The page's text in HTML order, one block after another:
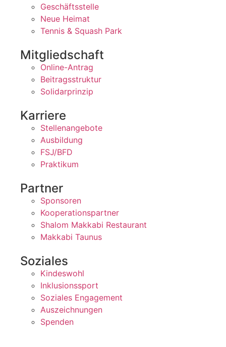
Geschäftsstelle
Neue Heimat
Tennis & Squash Park
Mitgliedschaft
Online-Antrag
Beitragsstruktur
Solidarprinzip
Karriere
Stellenangebote
Ausbildung
FSJ/BFD
Praktikum
Partner
Sponsoren
Kooperationspartner
Shalom Makkabi Restaurant
Makkabi Taunus
Soziales
Kindeswohl
Inklusionssport
Soziales Engagement
Auszeichnungen
Spenden